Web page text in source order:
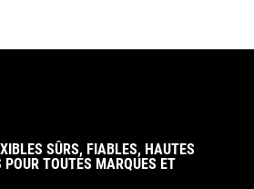
SÛRS, FIABLES, HAUTES
POUR TOUTES MARQUES ET